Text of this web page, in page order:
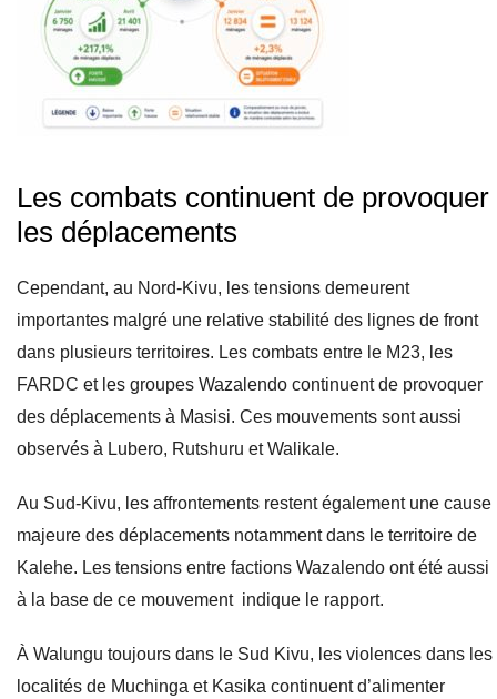
Les combats continuent de provoquer
les déplacements
Cependant, au Nord-Kivu, les tensions demeurent
importantes malgré une relative stabilité des lignes de front
dans plusieurs territoires. Les combats entre le M23, les
FARDC et les groupes Wazalendo continuent de provoquer
des déplacements à Masisi. Ces mouvements sont aussi
observés à Lubero, Rutshuru et Walikale.
Au Sud-Kivu, les affrontements restent également une cause
majeure des déplacements notamment dans le territoire de
Kalehe. Les tensions entre factions Wazalendo ont été aussi
à la base de ce mouvement indique le rapport.
À Walungu toujours dans le Sud Kivu, les violences dans les
localités de Muchinga et Kasika continuent d’alimenter